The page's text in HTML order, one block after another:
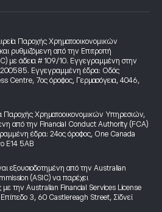
Παροχής Χρηματοοικονομικών
ρυθμιζόμενη από την Επιτροπή
με άδεια # 109/10. Εγγεγραμμένη στην
200585. Εγγεγραμμένη έδρα: Οδός
Centre, 7ος όροφος, Γερμασόγεια, 4046,
Παροχής Χρηματοοικονομικών Υπηρεσιών,
από την Financial Conduct Authority (FCA)
έδρα: 24ος όροφος, One Canada
E14 5AB
εξουσιοδοτημένη από την Australian
(ASIC) να παρέχει
με την Australian Financial Services License
3, 60 Castlereagh Street, Σίδνεϊ